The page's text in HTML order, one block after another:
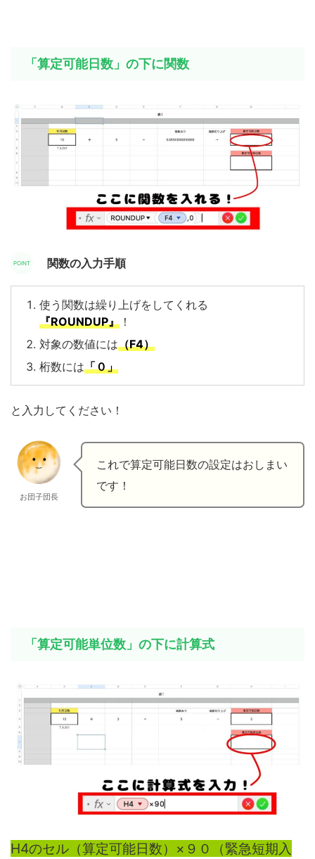
「算定可能日数」の下に関数
関数の入力手順
使う関数は繰り上げをしてくれる
『ROUNDUP』 ！
対象の数値には（F4）
桁数には「０」
と入力してください！
お団子団長
これで算定可能日数の設定はおしまい
です！
「算定可能単位数」の下に計算式
H4のセル（算定可能日数）×９０（緊急短期入